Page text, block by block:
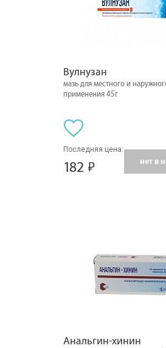
Вулнузан
мазь для местного и
применения 45г
Последняя цена:
182 нет в
Анальгин-хинин